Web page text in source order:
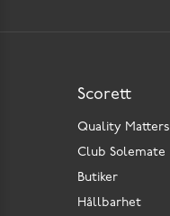
Scorett
Quality Matters
Club Solemate
Butiker
Hållbarhet